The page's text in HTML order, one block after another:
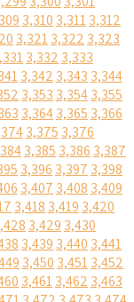
3,310 3,3113,312
3,3213,322 3,323
3,332 3,333
3,342 3,343 3,344
3,353 3,3543,355
3,3643,365 3,366
3,375 3,376
3,385 3,386 3,387
3,396 3,397 3,398
3,407 3,408 3,409
3,418 3,419 3,420
3,429 3,430
3,439 3,440 3,441
3,450 3,4513,452
3,4613,462 3,463